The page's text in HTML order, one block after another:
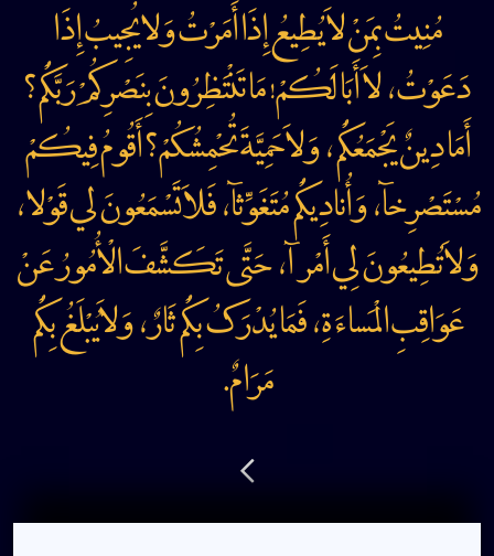
مُنِيتُ بِمَنْ لاَيُطِيعُ إِذَا أَمَرْتُ وَلايُجِيبُ إِذَا
دَعَوْتُ، لاَ أَبَا لَکُمْ! مَا تَنْتَظِرُونَ بِنَصْرِکُمْ رَبَّکُمْ؟
أَمَا دِينٌ يَجْمَعُکُمْ، وَلاَ حَمِيَّةَ تُحْمِشُکُمْ؟ أَقُومُ فِيکُمْ
مُسْتَصْرِخآ، وَأُنادِيکُمْ مُتَغَوِّثآ، فَلاَتَسْمَعُونَ لي قَوْلا،
وَلاَتُطِيعُونَ لِي أَمْرآ، حَتَّى تَکَشَّفَ الْأُمُورُ عَنْ
عَوَاقِبِ الْمَساءَةِ، فَمَا يُدْرَکُ بِکُمْ ثَارٌ، وَلاَيُبْلَغُ بِکُمْ
مَرَامٌ.